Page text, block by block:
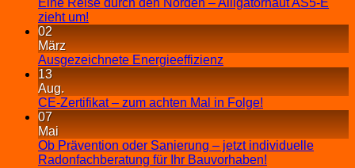
Eine Reise durch den Norden – Alligatorhaut AS5-E
zieht um!
02
März
Ausgezeichnete Energieeffizienz
13
Aug.
CE-Zertifikat – zum achten Mal in Folge!
07
Mai
Ob Prävention oder Sanierung – jetzt individuelle
Radonfachberatung für Ihr Bauvorhaben!